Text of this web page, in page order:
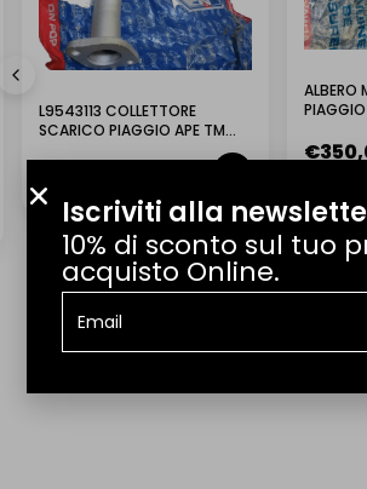
Ordine consegnato in tempo e
(Tradotto da Google,vedi originale
Consegniamo in tutta Italia. Per spedizioni
info@lmr.it.
QUANTO TEMPO CI VUOLE PER LA CONSEGNA?
QUANTO COSTA LA SPEDIZIONE?
IL PRODOTTO ARRIVA GIÀ MONTATO?
L9543113 COLLETTORE
SCARICO PIAGGIO APE TM
ALBERO
PIAGGIO
€
Iscriviti alla
10% di sconto sul tuo
acquisto Online.